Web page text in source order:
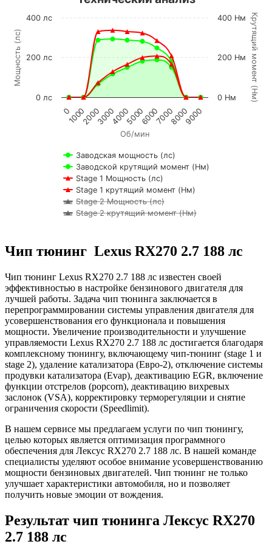
Об/мин
Мощность (лс) К
р
у
т
я
щ
и
й
м
о
м
е
н
т
(
Н
м
)
Заводская мощность (лс)
Заводской крутящий момент (Нм)
Stage 1 Мощность (лс)
Stage 1 крутящий момент (Нм)
Stage 2 Мощность (лс)
Stage 2 крутящий момент (Нм)
0100020003000400050006000700080009000
0 лс
200 лс
400 лс
0 Нм
200 Нм
400 Нм
Чип тюнинг Lexus RX270 2.7 188 лс
Чип тюнинг Lexus RX270 2.7 188 лс известен своей
эффективностью в настройке бензинового двигателя для
лучшей работы. Задача чип тюнинга заключается в
перепрограммировании системы управления двигателя для
усовершенствования его функционала и повышения
мощности. Увеличение производительности и улучшение
управляемости Lexus RX270 2.7 188 лс достигается благодаря
комплексному тюнингу, включающему чип-тюнинг (stage 1 и
stage 2), удаление катализатора (Евро-2), отключение системы
продувки катализатора (Evap), деактивацию EGR, включение
функции отстрелов (popcorn), деактивацию вихревых
заслонок (VSA), корректировку терморегуляции и снятие
ограничения скорости (Speedlimit).
В нашем сервисе мы предлагаем услуги по чип тюнингу,
целью которых является оптимизация программного
обеспечения для Лексус RX270 2.7 188 лс. В нашей команде
специалисты уделяют особое внимание усовершенствованию
мощности бензиновых двигателей. Чип тюнинг не только
улучшает характеристики автомобиля, но и позволяет
получить новые эмоции от вождения.
Результат чип тюнинга Лексус RX270
2.7 188 лс